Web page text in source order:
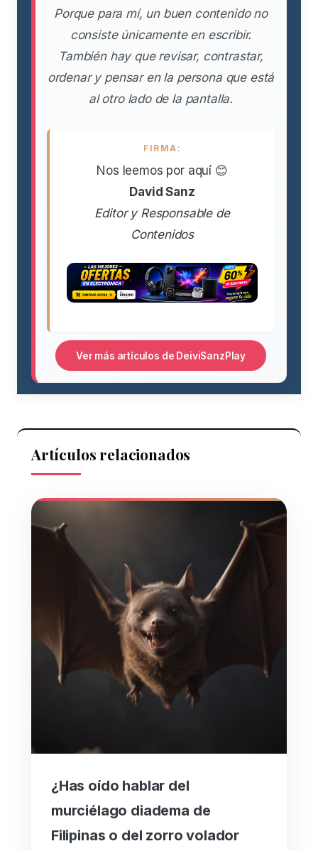
Porque para mí, un buen contenido no
consiste únicamente en escribir.
También hay que revisar, contrastar,
ordenar y pensar en la persona que está
al otro lado de la pantalla.
FIRMA:
Nos leemos por aquí 😊
David Sanz
Editor y Responsable de
Contenidos
Ver más artículos de DeiviSanzPlay
Artículos relacionados
¿Has oído hablar del
murciélago diadema de
Filipinas o del zorro volador